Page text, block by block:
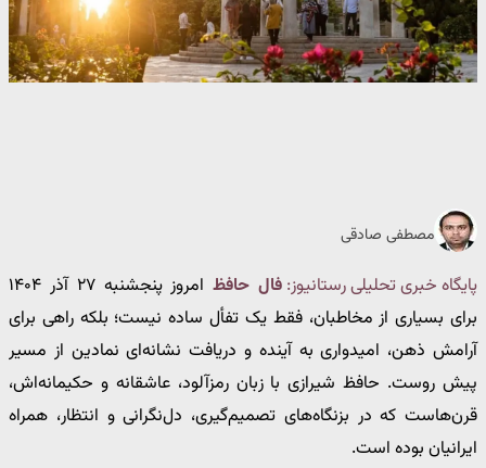
مصطفی صادقی
پایگاه خبری تحلیلی رستانیوز: فال حافظ
امروز پنجشنبه ۲۷ آذر ۱۴۰۴
برای بسیاری از مخاطبان، فقط یک تفأل ساده نیست؛ بلکه راهی برای
آرامش ذهن، امیدواری به آینده و دریافت نشانه‌ای نمادین از مسیر
پیش روست. حافظ شیرازی با زبان رمزآلود، عاشقانه و حکیمانه‌اش،
قرن‌هاست که در بزنگاه‌های تصمیم‌گیری، دل‌نگرانی و انتظار، همراه
ایرانیان بوده است.